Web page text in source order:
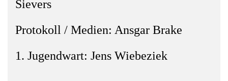
Sievers
Protokoll / Medien: Ansgar Brake
1. Jugendwart: Jens Wiebeziek